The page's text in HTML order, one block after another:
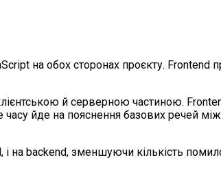
на обох сторонах проєкту. Frontend
й серверною частиною.
йде на пояснення базових речей
на backend, зменшуючи кількість